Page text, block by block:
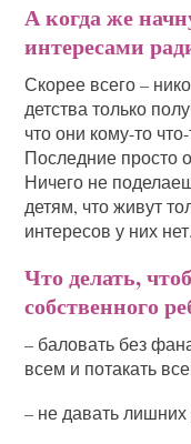
А когда же
интересами
Скорее всего –
детства только
что они кому-то
Последние просто
Ничего не
детям, что живут
интересов у них нет.
Что делать,
собственного
– баловать без
всем и потакать
– не давать лишних